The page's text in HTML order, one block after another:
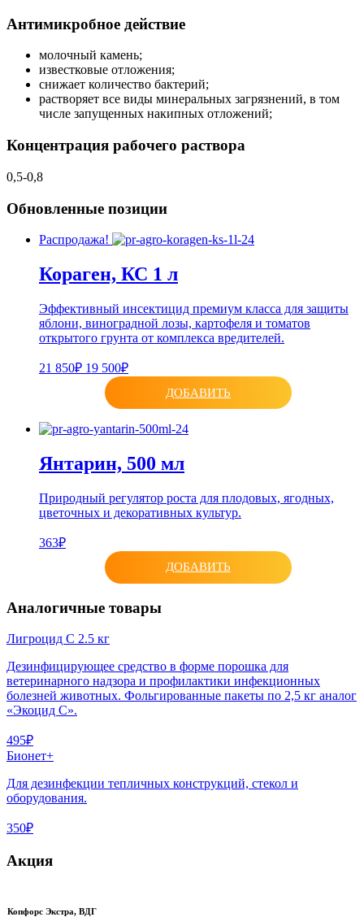
Антимикробное действие
молочный камень;
известковые отложения;
снижает количество бактерий;
растворяет все виды минеральных загрязнений, в том
числе запущенных накипных отложений;
Концентрация рабочего раствора
0,5-0,8
Обновленные позиции
Распродажа!
Кораген, КС 1 л
Эффективный инсектицид премиум класса для защиты
яблони, виноградной лозы, картофеля и томатов
открытого грунта от комплекса вредителей.
21 850₽ 19 500₽
ДОБАВИТЬ
Янтарин, 500 мл
Природный регулятор роста для плодовых, ягодных,
цветочных и декоративных культур.
363₽
ДОБАВИТЬ
Аналогичные товары
Лигроцид С 2.5 кг
Дезинфицирующее средство в форме порошка для
ветеринарного надзора и профилактики инфекционных
болезней животных. Фольгированные пакеты по 2,5 кг аналог
«Экоцид С».
495₽
Бионет+
Для дезинфекции тепличных конструкций, стекол и
оборудования.
350₽
Акция
Копфорс Экстра, ВДГ